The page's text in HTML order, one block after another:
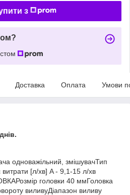
з
Доставка Оплата Умови
одноважільний, змішувачТип
витрати [л/хв] A - 9,1-15 л/хв
головки 40 ммГоловка
виливуДіапазон виливу